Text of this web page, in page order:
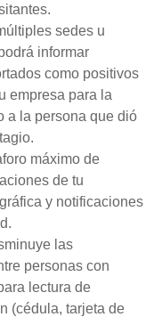
sedes u
informar
como positivos
empresa para la
a la persona que dió
máximo de
de tu
y notificaciones
las
personas con
lectura de
(cédula, tarjeta de